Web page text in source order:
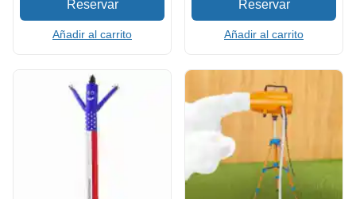
Añadir al carrito Añadir al carrito